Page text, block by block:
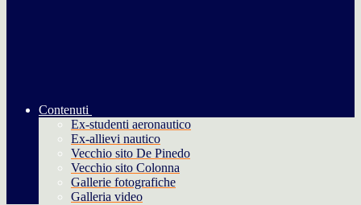
Contenuti
Ex-studenti aeronautico
Ex-allievi nautico
Vecchio sito De Pinedo
Vecchio sito Colonna
Gallerie fotografiche
Galleria video